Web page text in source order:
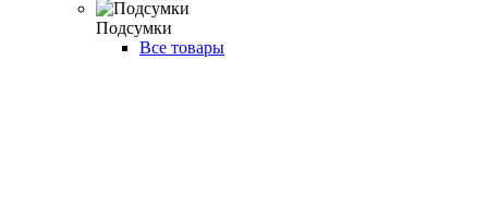
Подсумки
Все товары